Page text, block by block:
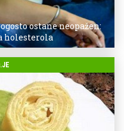
ostane neopažen:
holesterola